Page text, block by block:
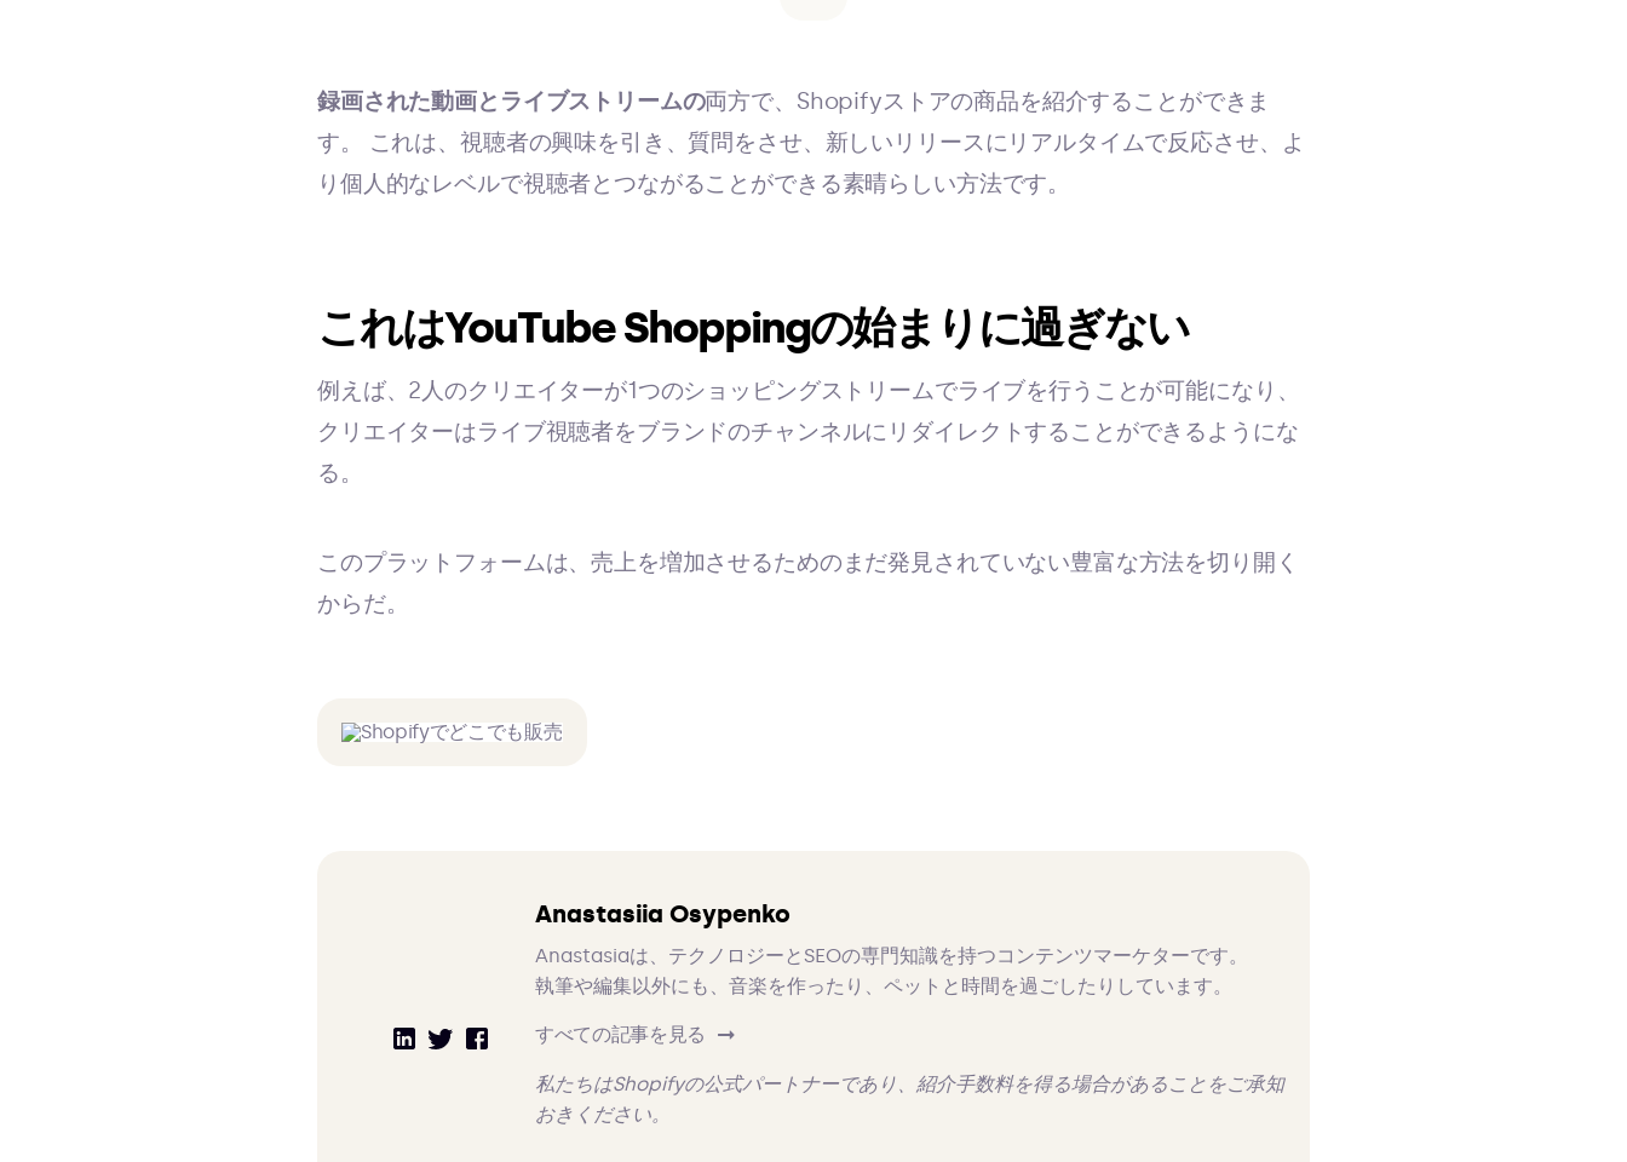
録画された動画とライブストリームの両方で、Shopifyストアの商品を紹介することができま
す。 これは、視聴者の興味を引き、質問をさせ、新しいリリースにリアルタイムで反応させ、よ
り個人的なレベルで視聴者とつながることができる素晴らしい方法です。
これはYouTube Shoppingの始まりに過ぎない
例えば、2人のクリエイターが1つのショッピングストリームでライブを行うことが可能になり、
クリエイターはライブ視聴者をブランドのチャンネルにリダイレクトすることができるようにな
る。
このプラットフォームは、売上を増加させるためのまだ発見されていない豊富な方法を切り開く
からだ。
Anastasiia Osypenko
Anastasiaは、テクノロジーとSEOの専門知識を持つコンテンツマーケターです。
執筆や編集以外にも、音楽を作ったり、ペットと時間を過ごしたりしています。
すべての記事を見る
私たちはShopifyの公式パートナーであり、紹介手数料を得る場合があることをご承知
おきください。